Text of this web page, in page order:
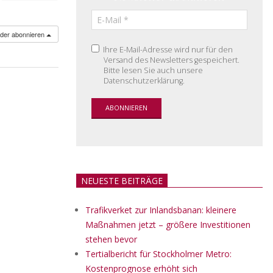
abonnieren
Ihre E-Mail-Adresse wird nur für den
Versand des Newsletters gespeichert.
Bitte lesen Sie auch unsere
Datenschutzerklärung.
NEUESTE BEITRÄGE
Trafikverket zur Inlandsbanan: kleinere
Maßnahmen jetzt – größere Investitionen
stehen bevor
Tertialbericht für Stockholmer Metro:
Kostenprognose erhöht sich